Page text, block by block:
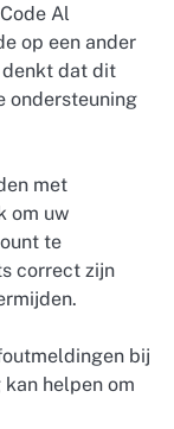
Al
op een ander
denkt dat dit
ondersteuning
met
om uw
te
correct zijn
bij
helpen om